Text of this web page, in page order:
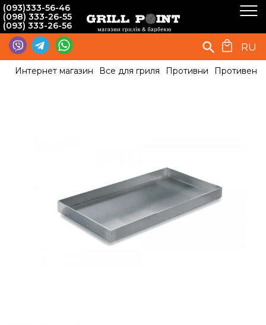
(093)333-56-46
(098) 333-26-55
(093) 333-26-56
RU
Интернет магазин Все для гриля Противни Противень